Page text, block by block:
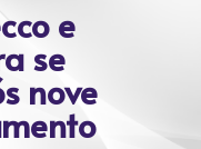
e
se
nove